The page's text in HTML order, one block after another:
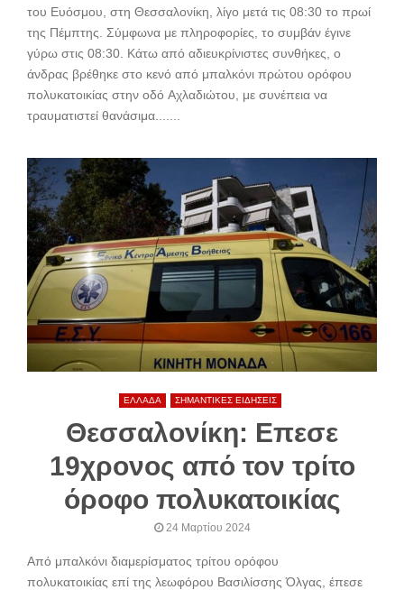
του Ευόσμου, στη Θεσσαλονίκη, λίγο μετά τις 08:30 το πρωί
της Πέμπτης. Σύμφωνα με πληροφορίες, το συμβάν έγινε
γύρω στις 08:30. Κάτω από αδιευκρίνιστες συνθήκες, ο
άνδρας βρέθηκε στο κενό από μπαλκόνι πρώτου ορόφου
πολυκατοικίας στην οδό Αχλαδιώτου, με συνέπεια να
τραυματιστεί θανάσιμα.......
ΕΛΛΑΔΑ ΣΗΜΑΝΤΙΚΕΣ ΕΙΔΗΣΕΙΣ
Θεσσαλονίκη: Επεσε
19χρονος από τον τρίτο
όροφο πολυκατοικίας
24 Μαρτίου 2024
Από μπαλκόνι διαμερίσματος τρίτου ορόφου
πολυκατοικίας επί της λεωφόρου Βασιλίσσης Όλγας, έπεσε